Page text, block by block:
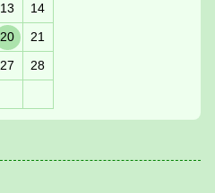
13
14
20
21
27
28